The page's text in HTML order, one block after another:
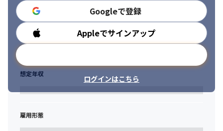
Googleで登録
Appleでサインアップ
ログインはこちら
勤務時間
想定年収
雇用形態